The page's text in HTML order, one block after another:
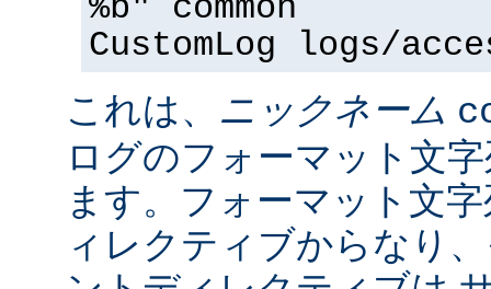
%b" common
CustomLog logs/
これは、 ニックネーム
ログのフォーマット文
ます。フォーマット文
ィレクティブからなり